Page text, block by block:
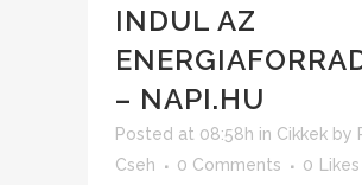
INDUL AZ
– NAPI.HU
Posted at 08:58h in Cikkek by
Cseh
0 Comments 0
Likes